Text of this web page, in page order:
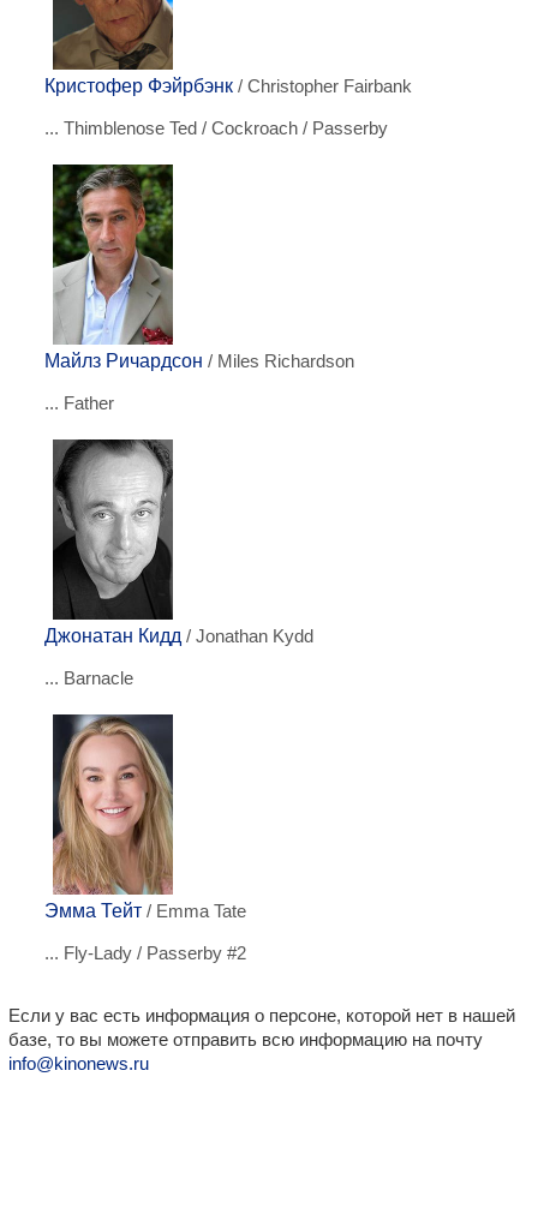
Кристофер Фэйрбэнк / Christopher Fairbank
... Thimblenose Ted / Cockroach / Passerby
Майлз Ричардсон / Miles Richardson
... Father
Джонатан Кидд / Jonathan Kydd
... Barnacle
Эмма Тейт / Emma Tate
... Fly-Lady / Passerby #2
Если у вас есть информация о персоне, которой нет в нашей
базе, то вы можете отправить всю информацию на почту
info@kinonews.ru